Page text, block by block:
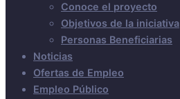
Conoce el proyecto
Objetivos de la iniciativa
Personas Beneficiarias
Noticias
Ofertas de Empleo
Empleo Público